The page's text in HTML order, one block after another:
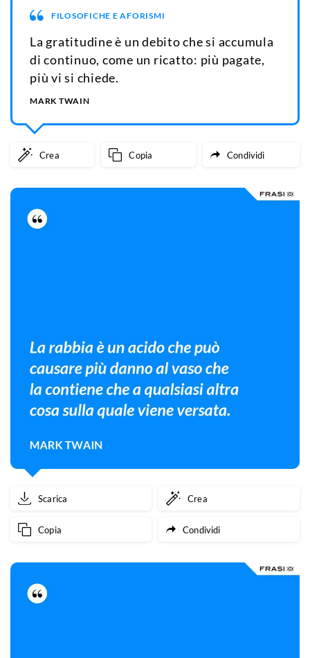
FILOSOFICHE E AFORISMI
La gratitudine è un debito che si accumula
di continuo, come un ricatto: più pagate,
più vi si chiede.
MARK TWAIN
Crea Copia Condividi
Scarica Crea
Copia Condividi